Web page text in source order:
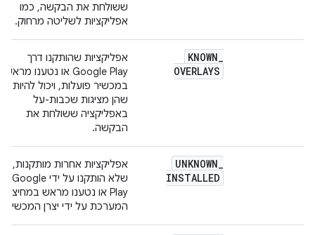
ששולחת את הבקשה, כמו
אפליקציות לשליטה מרחוק.
KNOWN_
OVERLAYS
אפליקציות שהותקנו דרך
Google Play או נטענו מראש
במכשיר פועלות, ויכול להיות
שהן מציגות שכבות-על
באפליקציה ששולחת את
הבקשה.
UNKNOWN_
INSTALLED
אפליקציות אחרות מותקנות,
שלא הותקנו על ידי Google
Play או נטענו מראש במחיצת
המערכת על ידי יצרן המכשיר.